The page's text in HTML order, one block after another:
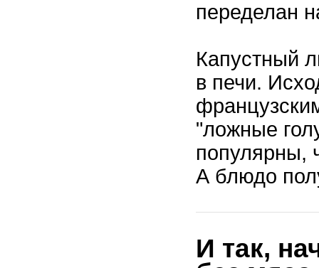
переделан
Капустный
в печи.
"ложные
популярны,
А блюдо
И так,